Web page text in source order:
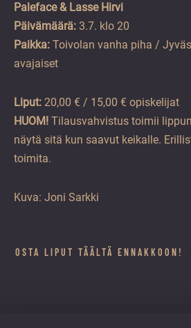
Paleface & Lasse Hirvi
Päivämäärä: 3.7. klo 20
Paikka: Toivolan vanha piha /
avajaiset
Liput: 20,00 € / 15,00 € opiskelijat
HUOM! Tilausvahvistus toimii
näytä sitä kun saavut keikalle.
toimita.
Kuva: Joni Sarkki
OSTA LIPUT TÄÄLTÄ ENNAKKOON!